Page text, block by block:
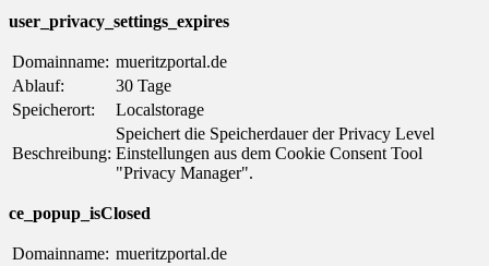
user_privacy_settings_expires
Domainname: mueritzportal.de
Ablauf:
30 Tage
Speicherort:
Localstorage
Beschreibung:
Speichert die Speicherdauer der Privacy Level
Einstellungen aus dem Cookie Consent Tool
"Privacy Manager".
ce_popup_isClosed
Domainname: mueritzportal.de